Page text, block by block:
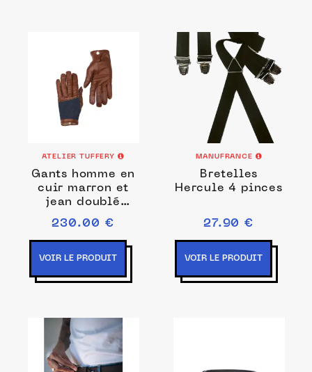
ATELIER TUFFERY
Gants homme en
cuir marron et
jean doublé
cachemire
230.00 €
VOIR LE PRODUIT
MANUFRANCE
Bretelles
Hercule 4 pinces
27.90 €
VOIR LE PRODUIT